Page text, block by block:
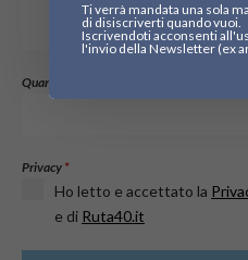
Quanto fa 15+3
Privacy *
Ho letto e accettato la
e di Ruta40.it
Ti verrà mandata una sola
di disiscriverti quando vuoi.
Iscrivendoti acconsenti
l'invio della Newsletter (ex